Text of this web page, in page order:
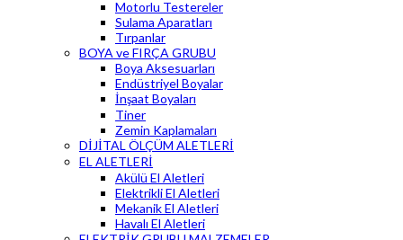
Motorlu Testereler
Sulama Aparatları
Tırpanlar
BOYA ve FIRÇA GRUBU
Boya Aksesuarları
Endüstriyel Boyalar
İnşaat Boyaları
Tiner
Zemin Kaplamaları
DİJİTAL ÖLÇÜM ALETLERİ
EL ALETLERİ
Akülü El Aletleri
Elektrikli El Aletleri
Mekanik El Aletleri
Havalı El Aletleri